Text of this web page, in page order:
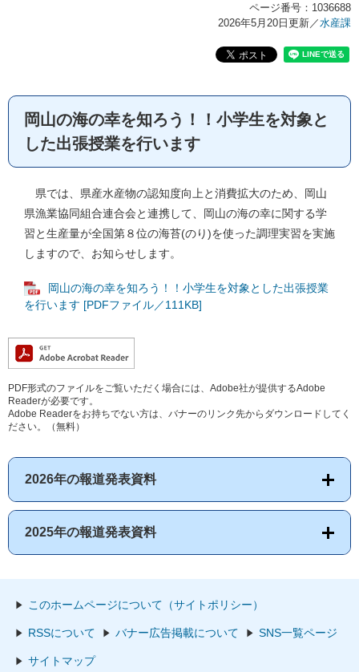
ページ番号：1036688
2026年5月20日更新／水産課
岡山の海の幸を知ろう！！小学生を対象と
した出張授業を行います
県では、県産水産物の認知度向上と消費拡大のため、岡山
県漁業協同組合連合会と連携して、岡山の海の幸に関する学
習と生産量が全国第８位の海苔(のり)を使った調理実習を実施
しますので、お知らせします。
岡山の海の幸を知ろう！！小学生を対象とした出張授業
を行います [PDFファイル／111KB]
PDF形式のファイルをご覧いただく場合には、Adobe社が提供するAdobe
Readerが必要です。
Adobe Readerをお持ちでない方は、バナーのリンク先からダウンロードしてく
ださい。（無料）
2026年の報道発表資料
2025年の報道発表資料
このホームページについて（サイトポリシー）
RSSについて バナー広告掲載について SNS一覧ページ
サイトマップ